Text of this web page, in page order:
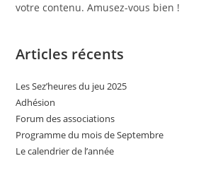
votre contenu. Amusez-vous bien !
Articles récents
Les Sez’heures du jeu 2025
Adhésion
Forum des associations
Programme du mois de Septembre
Le calendrier de l’année